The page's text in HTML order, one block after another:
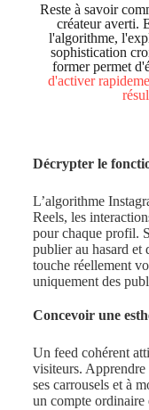
Reste à savoir
créateur averti.
l'algorithme,
sophistication
former permet
d'activer
Décrypter le
L’algorithme
Reels, les
pour chaque profil.
publier au hasard et
touche réellement
uniquement des
Concevoir une
Un feed cohérent
visiteurs. Apprendre
ses carrousels et à
un compte